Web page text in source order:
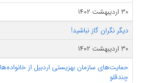
۳۰ اردیبهشت ۱۴۰۲
دیگر نگران گاز نباشید!
۳۰ اردیبهشت ۱۴۰۲
حمایت‌های سازمان بهزیستی اردبیل از
چندقلو